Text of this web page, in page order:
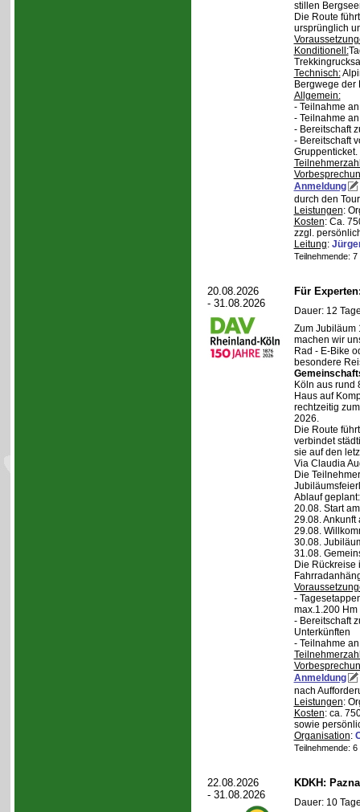
stillen
Die Route
ursprünglich
Konditionell:
Technisch:
Bergwege
Allgemein:
- Teilnahme
- Teilnahme
- Bereitschaft
- Bereitschaft
Gruppenticket.
Anmeldung
durch den
Leistungen:
Kosten: Ca.
zzgl.
Leitung:
Teilnehmende:
20.08.2026
- 31.08.2026
Für
Dauer: 12
Zum Jubiläum
machen wir
Rad - E-Bike
besondere
Köln aus rund
Haus auf
rechtzeitig
2026.
Die Route
verbindet
sie auf den
Via Claudia
Die
Ablauf geplant:
20.08. Start
29.08. Ankunft
29.08.
30.08.
31.08.
Die Rückreise
-
max.1.200 Hm
- Bereitschaft
Unterkünften
- Teilnahme
Anmeldung
nach
Leistungen:
Kosten: ca.
sowie
Organisation:
Teilnehmende:
22.08.2026
- 31.08.2026
KDKH:
Dauer: 10